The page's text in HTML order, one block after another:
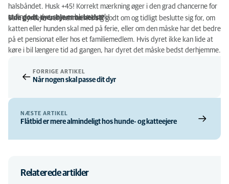
halsbåndet. Husk +45! Korrekt mærkning øger i den grad chancerne for
at finde et dyr, som er blevet væk!
Ude godt, men hjemme bedst?
Som dyreejer bør man tænke sig godt om og tidligt beslutte sig for, om
katten eller hunden skal med på ferie, eller om den måske har det bedre
på et pensionat eller hos et familiemedlem. Hvis dyret ikke kan lide at
køre i bil længere tid ad gangen, har dyret det måske bedst derhjemme.
FORRIGE ARTIKEL
Når nogen skal passe dit dyr
NÆSTE ARTIKEL
Flåtbid er mere almindeligt hos hunde- og katteejere
Relaterede artikler